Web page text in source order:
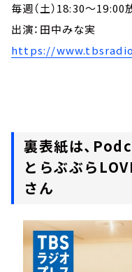
毎週（土）18:30～19:00
出演：田中みな実
https://
裏表紙は、
とらぶぶら
さん